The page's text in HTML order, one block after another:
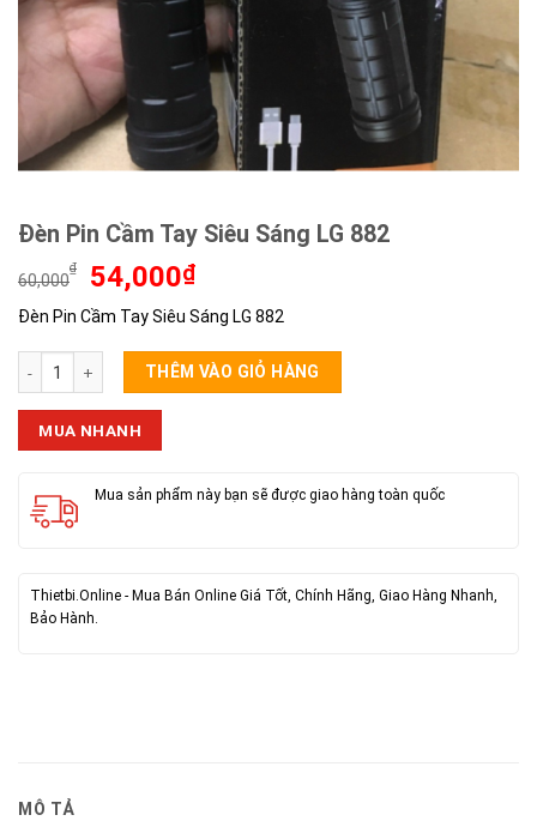
Đèn Pin Cầm Tay Siêu Sáng LG 882
60,000
₫
Giá
gốc
là:
60,000₫.
54,000₫Giá
tại
là:
54,000₫.
Đèn Pin Cầm Tay Siêu Sáng LG 882
Đèn Pin Cầm Tay Siêu Sáng LG 882 số lượng
THÊM VÀO GIỎ HÀNG
MUA NHANH
Mua sản phẩm này bạn sẽ được giao hàng toàn quốc
Thietbi.Online - Mua Bán Online Giá Tốt, Chính Hãng, Giao Hàng Nhanh,
Bảo Hành.
MÔ TẢ